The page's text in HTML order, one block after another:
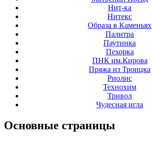
Нит-ка
Нитекс
Образа в Каменьях
Палитра
Паутинка
Пехорка
ПНК им.Кирова
Пряжа из Троицка
Риолис
Технохим
Тривол
Чудесная игла
Основные страницы